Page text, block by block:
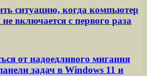
ситуацию, когда компьютер
включается с первого раза
от надоедливого мигания
задач в Windows 11 и